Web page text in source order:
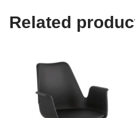
Related